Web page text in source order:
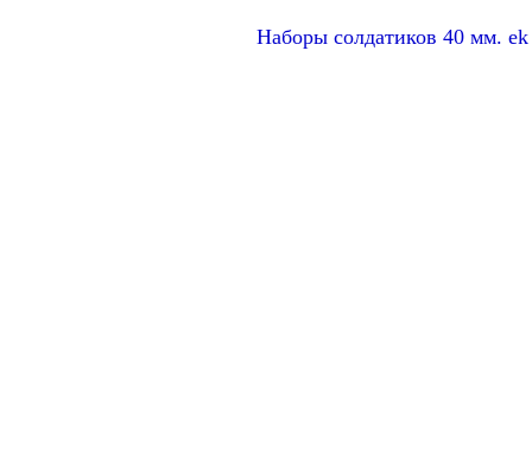
Наборы солдатиков 40 мм. ek